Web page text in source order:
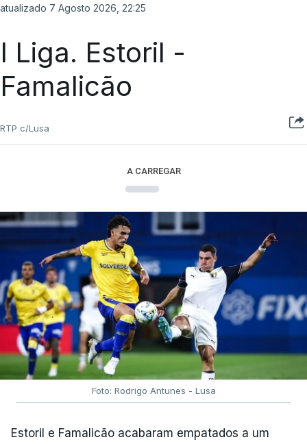
atualizado 7 Agosto 2026, 22:25
I Liga. Estoril -
Famalicão
RTP c/Lusa
A CARREGAR
Foto: Rodrigo Antunes - Lusa
Estoril e Famalicão acabaram empatados a um